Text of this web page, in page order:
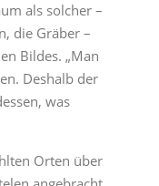
als solcher –
die Gräber –
Bildes. „Man
Deshalb der
was
Orten über